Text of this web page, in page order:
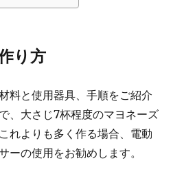
り方
料と使用器具、手順をご紹介
、大さじ7杯程度のマヨネーズ
れよりも多く作る場合、電動
ーの使用をお勧めします。